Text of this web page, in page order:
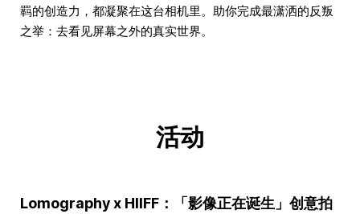
羁的创造力，都凝聚在这台相机里。助你完成最潇洒的反叛
之举：去看见屏幕之外的真实世界。
活动
Lomography x HIIFF：「影像正在诞生」创意拍